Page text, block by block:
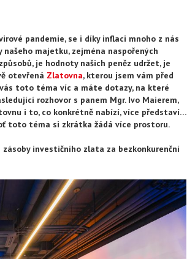
pandemie, se i díky inflaci mnoho z nás
majetku, zejména naspořených
je hodnoty našich peněz udržet, je
otevřená Zlatovna, kterou jsem vám před
toto téma víc a máte dotazy, na které
rozhovor s panem Mgr. Ivo Maierem,
i to, co konkrétně nabízí, více představí…
toto téma si zkrátka žádá více prostoru.
investičního zlata za bezkonkurenční